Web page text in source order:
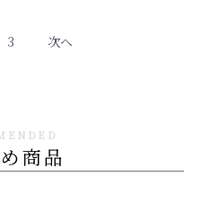
3 次へ
商品